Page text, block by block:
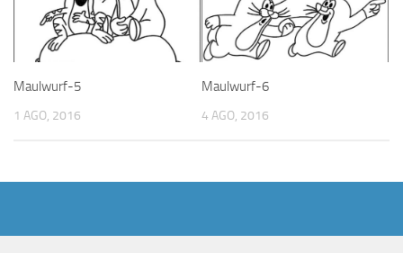
Maulwurf-5
1 AGO, 2016
Maulwurf-6
4 AGO, 2016